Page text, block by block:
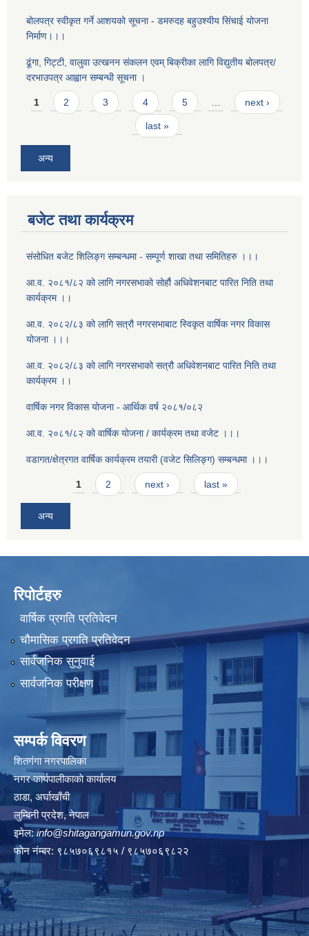
बोलपत्र स्वीकृत गर्ने आशयको सूचना - डमरुदह बहुउश्यीय सिंचाई योजना
निर्माण।।।
ढूंगा, गिट्टी, वालुवा उत्खनन संकलन एवम् बिक्रीका लागि विद्युतीय बोलपत्र/
दरभाउपत्र आह्वान सम्बन्धी सूचना ।
Pages
1 2 3 4 5 … next ›
last »
अन्य
बजेट तथा कार्यक्रम
संसोधित बजेट शिलिङ्ग सम्बन्धमा - सम्पूर्ण शाखा तथा समितिहरु ।।।
आ.व. २०८१/८२ को लागि नगरसभाको सोर्हौ अधिवेशनबाट पारित निति तथा
कार्यक्रम ।।
आ.व. २०८२/८३ को लागि सत्रौ नगरसभाबाट स्विकृत वार्षिक नगर विकास
योजना ।।।
आ.व. २०८२/८३ को लागि नगरसभाको सत्रौ अधिवेशनबाट पारित निति तथा
कार्यक्रम ।।
वार्षिक नगर विकास योजना - आर्थिक वर्ष २०८१/०८२
आ.व. २०८१/८२ को वार्षिक योजना / कार्यक्रम तथा वजेट ।।।
वडागत/क्षेत्रगत वार्षिक कार्यक्रम तयारी (वजेट सिलिङ्ग) सम्बन्धमा ।।।
Pages1 2 next › last »
अन्य
रिपोर्टहरु
वार्षिक प्रगति प्रतिवेदन
चौमासिक प्रगति प्रतिवेदन
सार्वजनिक सुनुवाई
सार्वजनिक परीक्षण
सम्पर्क विवरण
शितगंगा नगरपालिका
नगर कार्यपालीकाकाे कार्यालय
ठाडा, अर्घाखाँची
लुम्बिनी प्रदेश, नेपाल
इमेल: info@shitagangamun.gov.np
फोन नंम्बर: ९८५७०६९८१५ / ९८५७०६९८२२